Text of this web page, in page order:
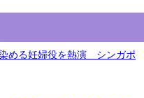
める妊婦役を熱演 シンガポ